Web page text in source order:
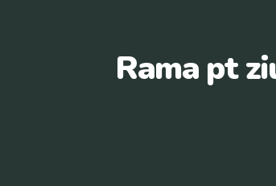
Rama pt